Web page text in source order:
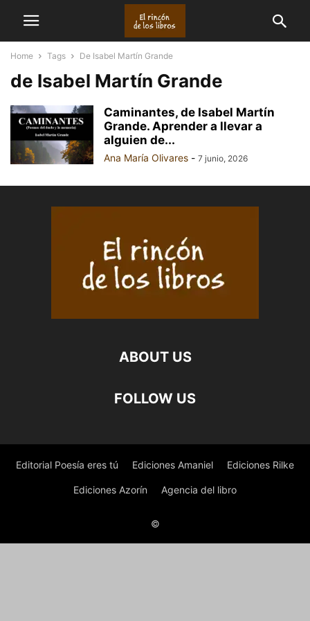
Home Tags De Isabel Martín Grande
de Isabel Martín Grande
Caminantes, de Isabel Martín
Grande. Aprender a llevar a
alguien de...
Ana María Olivares - 7 junio, 2026
ABOUT US
FOLLOW US
Editorial Poesía eres tú Ediciones Amaniel Ediciones Rilke
Ediciones Azorín Agencia del libro
©